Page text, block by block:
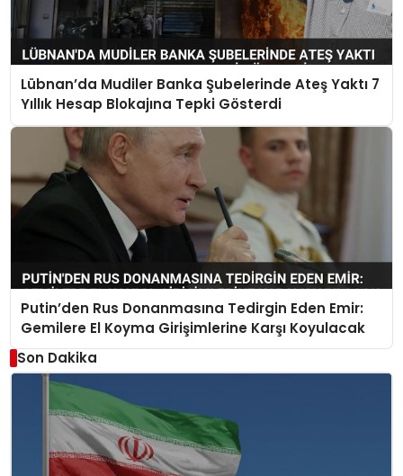
Lübnan’da Mudiler Banka Şubelerinde Ateş Yaktı 7
Yıllık Hesap Blokajına Tepki Gösterdi
Putin’den Rus Donanmasına Tedirgin Eden Emir:
Gemilere El Koyma Girişimlerine Karşı Koyulacak
Son Dakika